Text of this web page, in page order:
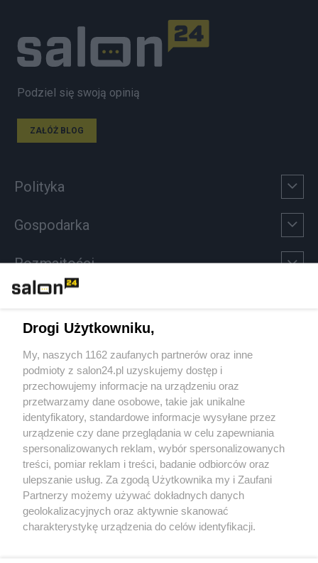
Podziel się swoją opinią
ZAŁÓŻ BLOG
Polityka
Gospodarka
Rozmaitości
Sport
Społeczeństwo
Kultura
X Facebook Instagram Youtube
Drogi Użytkowniku,
My, naszych 1162 zaufanych partnerów oraz inne
podmioty z salon24.pl uzyskujemy dostęp i
przechowujemy informacje na urządzeniu oraz
przetwarzamy dane osobowe, takie jak unikalne
identyfikatory, standardowe informacje wysyłane przez
urządzenie czy dane przeglądania w celu zapewniania
spersonalizowanych reklam, wybór spersonalizowanych
treści, pomiar reklam i treści, badanie odbiorców oraz
ulepszanie usług. Za zgodą Użytkownika my i Zaufani
Partnerzy możemy używać dokładnych danych
geolokalizacyjnych oraz aktywnie skanować
charakterystykę urządzenia do celów identyfikacji.